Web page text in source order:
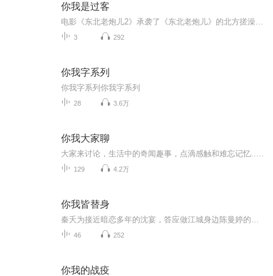
你我是过客
3 292
你我字系列
你我字系列你我字系列
28 3.6万
你我大家聊
129 4.2万
你我皆替身
46 252
你我的战疫